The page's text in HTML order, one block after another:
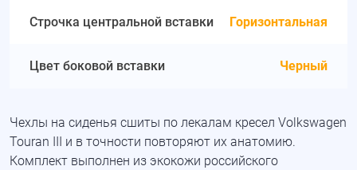
Строчка центральной вставки Горизонтальная
Цвет боковой вставки Черный
Чехлы на сиденья сшиты по лекалам кресел Volkswagen
Touran III и в точности повторяют их анатомию.
Комплект выполнен из экокожи российского